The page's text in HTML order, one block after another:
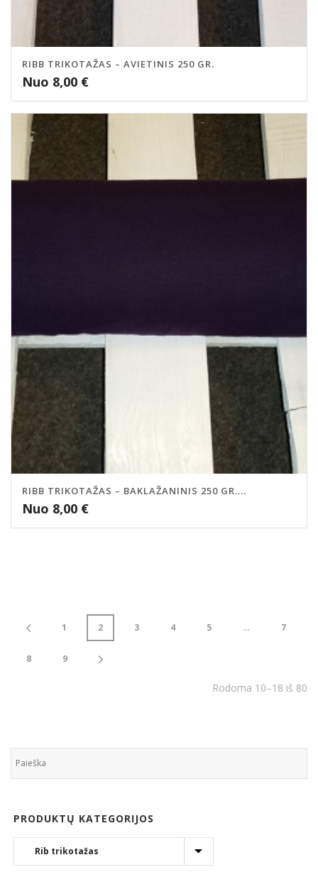
RIBB TRIKOTAŽAS – AVIETINIS 250 GR.
Nuo 8,00 €
RIBB TRIKOTAŽAS – BAKLAŽANINIS 250 GR....
Nuo 8,00 €
1 2 3 4 5 … 7
8 9
Rodoma 10–18 iš 80
PRODUKTŲ KATEGORIJOS